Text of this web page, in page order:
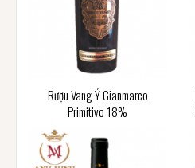
Rượu Vang Ý Gianmarco
Primitivo 18%